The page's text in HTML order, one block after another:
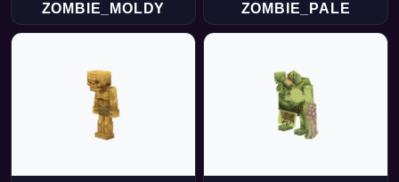
ZOMBIE_MOLDY
ZOMBIE_PALE